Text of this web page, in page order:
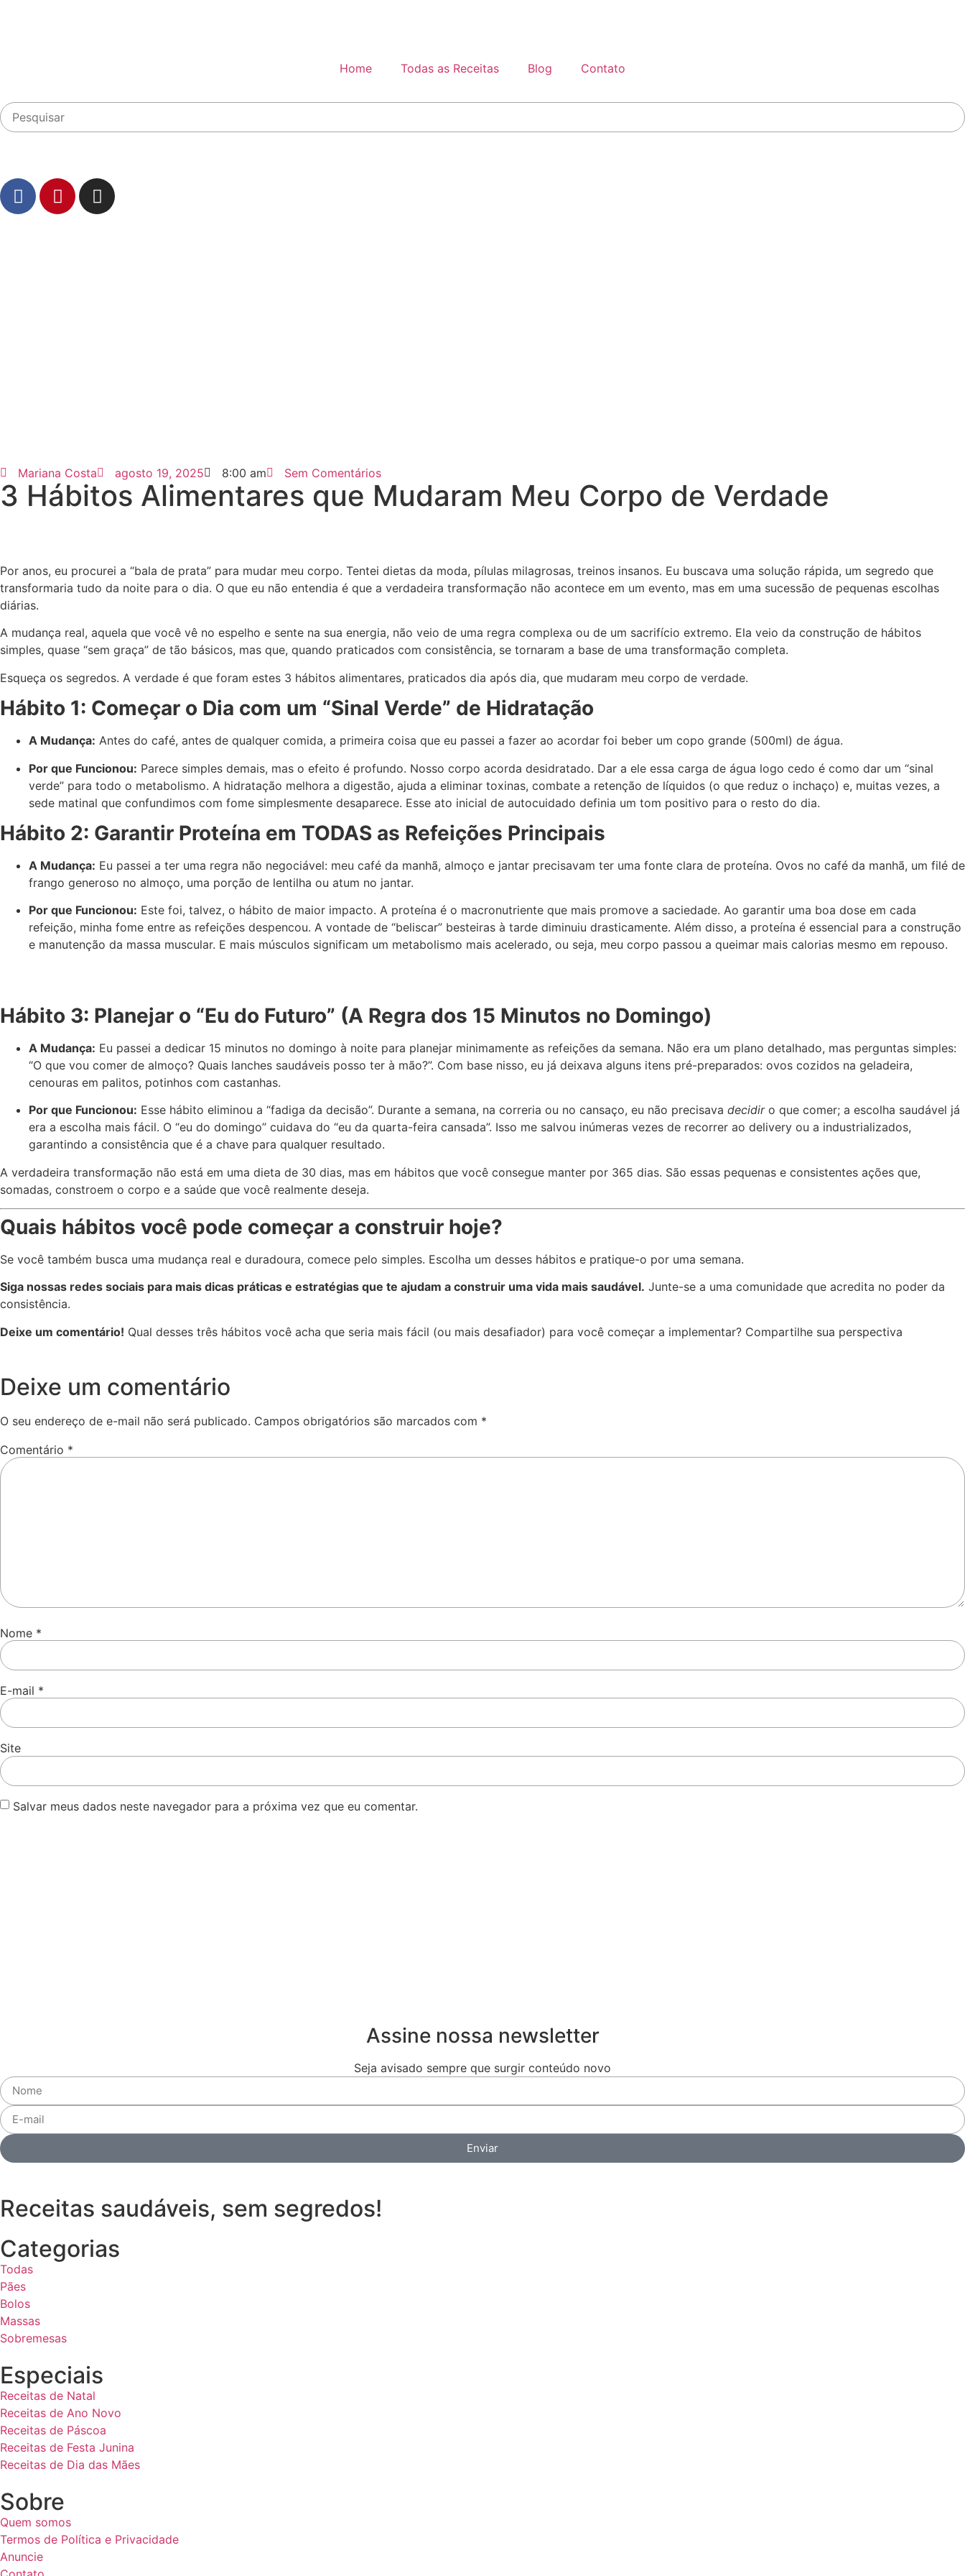
Home Todas as Receitas Blog Contato
Mariana Costa agosto 19, 2025 8:00 am Sem Comentários
3 Hábitos Alimentares que Mudaram Meu Corpo de Verdade
Por anos, eu procurei a “bala de prata” para mudar meu corpo. Tentei dietas da moda, pílulas milagrosas, treinos insanos. Eu buscava uma solução rápida, um segredo que
transformaria tudo da noite para o dia. O que eu não entendia é que a verdadeira transformação não acontece em um evento, mas em uma sucessão de pequenas escolhas
diárias.
A mudança real, aquela que você vê no espelho e sente na sua energia, não veio de uma regra complexa ou de um sacrifício extremo. Ela veio da construção de hábitos
simples, quase “sem graça” de tão básicos, mas que, quando praticados com consistência, se tornaram a base de uma transformação completa.
Esqueça os segredos. A verdade é que foram estes 3 hábitos alimentares, praticados dia após dia, que mudaram meu corpo de verdade.
Hábito 1: Começar o Dia com um “Sinal Verde” de Hidratação
A Mudança: Antes do café, antes de qualquer comida, a primeira coisa que eu passei a fazer ao acordar foi beber um copo grande (500ml) de água.
Por que Funcionou: Parece simples demais, mas o efeito é profundo. Nosso corpo acorda desidratado. Dar a ele essa carga de água logo cedo é como dar um “sinal
verde” para todo o metabolismo. A hidratação melhora a digestão, ajuda a eliminar toxinas, combate a retenção de líquidos (o que reduz o inchaço) e, muitas vezes, a
sede matinal que confundimos com fome simplesmente desaparece. Esse ato inicial de autocuidado definia um tom positivo para o resto do dia.
Hábito 2: Garantir Proteína em TODAS as Refeições Principais
A Mudança: Eu passei a ter uma regra não negociável: meu café da manhã, almoço e jantar precisavam ter uma fonte clara de proteína. Ovos no café da manhã, um filé de
frango generoso no almoço, uma porção de lentilha ou atum no jantar.
Por que Funcionou: Este foi, talvez, o hábito de maior impacto. A proteína é o macronutriente que mais promove a saciedade. Ao garantir uma boa dose em cada
refeição, minha fome entre as refeições despencou. A vontade de “beliscar” besteiras à tarde diminuiu drasticamente. Além disso, a proteína é essencial para a construção
e manutenção da massa muscular. E mais músculos significam um metabolismo mais acelerado, ou seja, meu corpo passou a queimar mais calorias mesmo em repouso.
Hábito 3: Planejar o “Eu do Futuro” (A Regra dos 15 Minutos no Domingo)
A Mudança: Eu passei a dedicar 15 minutos no domingo à noite para planejar minimamente as refeições da semana. Não era um plano detalhado, mas perguntas simples:
“O que vou comer de almoço? Quais lanches saudáveis posso ter à mão?”. Com base nisso, eu já deixava alguns itens pré-preparados: ovos cozidos na geladeira,
cenouras em palitos, potinhos com castanhas.
Por que Funcionou: Esse hábito eliminou a “fadiga da decisão”. Durante a semana, na correria ou no cansaço, eu não precisava decidiro que comer; a escolha saudável já
era a escolha mais fácil. O “eu do domingo” cuidava do “eu da quarta-feira cansada”. Isso me salvou inúmeras vezes de recorrer ao delivery ou a industrializados,
garantindo a consistência que é a chave para qualquer resultado.
A verdadeira transformação não está em uma dieta de 30 dias, mas em hábitos que você consegue manter por 365 dias. São essas pequenas e consistentes ações que,
somadas, constroem o corpo e a saúde que você realmente deseja.
Quais hábitos você pode começar a construir hoje?
Se você também busca uma mudança real e duradoura, comece pelo simples. Escolha um desses hábitos e pratique-o por uma semana.
Siga nossas redes sociais para mais dicas práticas e estratégias que te ajudam a construir uma vida mais saudável. Junte-se a uma comunidade que acredita no poder da
consistência.
Deixe um comentário! Qual desses três hábitos você acha que seria mais fácil (ou mais desafiador) para você começar a implementar? Compartilhe sua perspectiva
Deixe um comentário
O seu endereço de e-mail não será publicado. Campos obrigatórios são marcados com *
Comentário *
Nome *
E-mail *
Site
Salvar meus dados neste navegador para a próxima vez que eu comentar.
Assine nossa newsletter
Seja avisado sempre que surgir conteúdo novo
Enviar
Receitas saudáveis, sem segredos!
Categorias
Todas
Pães
Bolos
Massas
Sobremesas
Especiais
Receitas de Natal
Receitas de Ano Novo
Receitas de Páscoa
Receitas de Festa Junina
Receitas de Dia das Mães
Sobre
Quem somos
Termos de Política e Privacidade
Anuncie